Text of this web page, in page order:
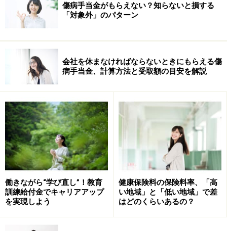
・メタボ健診（特定健診）・・・特定保健指導なども含
・予防接種・・・定期接種またはインフルエンザワクチ
・定期健診（事業主健診）
・健康診査・・・健保組合や市区町村国保が行う人間ド
ック、各種健診など
・がん検診・・・市町村が実施する検診
＊これらのうちどれか1つを受けていればOK
＊市区町村の予算で住民サービスとして実施する健康診
査は対象になりません
＊全額自己負担で任意に受診した健康診査は一定の取り
傷病手当金がもらえない？知らないと損する
「対象外」のパターン
会社を休まなければならないときにもらえる傷
病手当金、計算方法と受取額の目安を解説
働きながら“学び直し”！教育
訓練給付金でキャリアアップ
を実現しよう
健康保険料の保険料率、「高
い地域」と「低い地域」で差
はどのくらいあるの？